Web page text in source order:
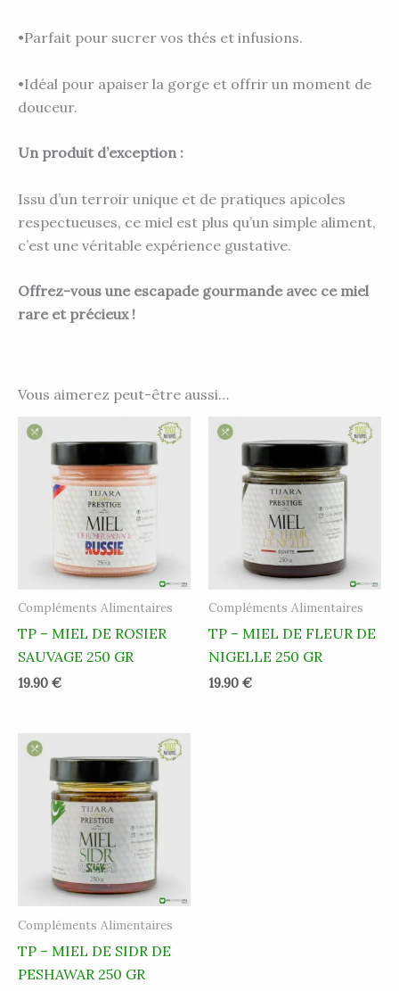
•Parfait pour sucrer vos thés et infusions.
•Idéal pour apaiser la gorge et offrir un moment de
douceur.
Un produit d’exception :
Issu d’un terroir unique et de pratiques apicoles
respectueuses, ce miel est plus qu’un simple aliment,
c’est une véritable expérience gustative.
Offrez-vous une escapade gourmande avec ce miel
rare et précieux !
Vous aimerez peut-être aussi…
Compléments Alimentaires
TP – MIEL DE ROSIER
SAUVAGE 250 GR
19.90 €
Compléments Alimentaires
TP – MIEL DE FLEUR DE
NIGELLE 250 GR
19.90 €
Compléments Alimentaires
TP – MIEL DE SIDR DE
PESHAWAR 250 GR